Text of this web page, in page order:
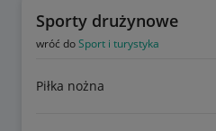
Sporty drużynowe
wróć doSport i turystyka
Piłka nożna